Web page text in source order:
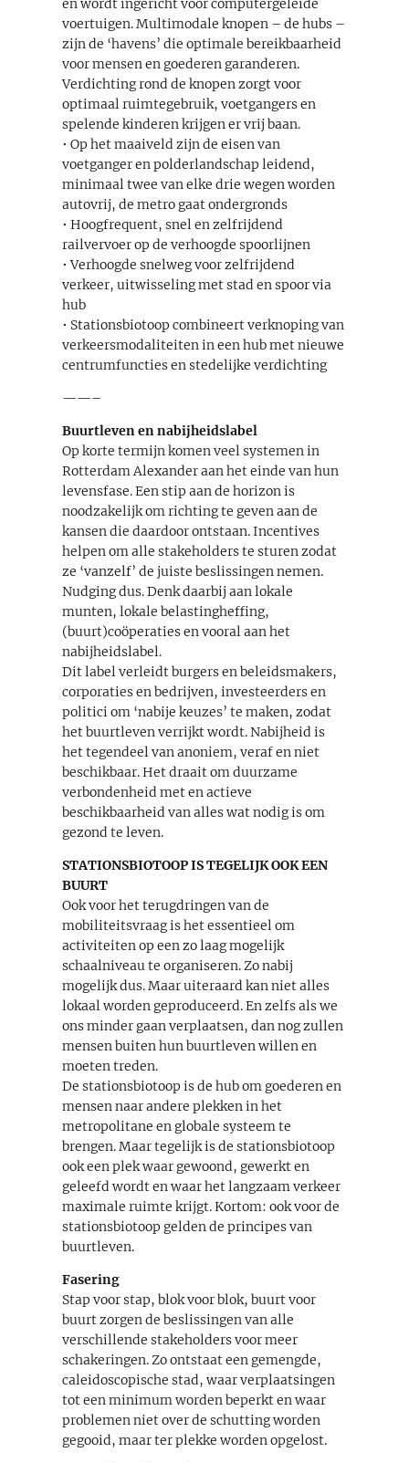
en wordt ingericht voor computergeleide
voertuigen. Multimodale knopen – de hubs –
zijn de ‘havens’ die optimale bereikbaarheid
voor mensen en goederen garanderen.
Verdichting rond de knopen zorgt voor
optimaal ruimtegebruik, voetgangers en
spelende kinderen krijgen er vrij baan.
• Op het maaiveld zijn de eisen van
voetganger en polderlandschap leidend,
minimaal twee van elke drie wegen worden
autovrij, de metro gaat ondergronds
• Hoogfrequent, snel en zelfrijdend
railvervoer op de verhoogde spoorlijnen
• Verhoogde snelweg voor zelfrijdend
verkeer, uitwisseling met stad en spoor via
hub
• Stationsbiotoop combineert verknoping van
verkeersmodaliteiten in een hub met nieuwe
centrumfuncties en stedelijke verdichting
——–
Buurtleven en nabijheidslabel
Op korte termijn komen veel systemen in
Rotterdam Alexander aan het einde van hun
levensfase. Een stip aan de horizon is
noodzakelijk om richting te geven aan de
kansen die daardoor ontstaan. Incentives
helpen om alle stakeholders te sturen zodat
ze ‘vanzelf’ de juiste beslissingen nemen.
Nudging dus. Denk daarbij aan lokale
munten, lokale belastingheffing,
(buurt)coöperaties en vooral aan het
nabijheidslabel.
Dit label verleidt burgers en beleidsmakers,
corporaties en bedrijven, investeerders en
politici om ‘nabije keuzes’ te maken, zodat
het buurtleven verrijkt wordt. Nabijheid is
het tegendeel van anoniem, veraf en niet
beschikbaar. Het draait om duurzame
verbondenheid met en actieve
beschikbaarheid van alles wat nodig is om
gezond te leven.
STATIONSBIOTOOP IS TEGELIJK OOK EEN
BUURT
Ook voor het terugdringen van de
mobiliteitsvraag is het essentieel om
activiteiten op een zo laag mogelijk
schaalniveau te organiseren. Zo nabij
mogelijk dus. Maar uiteraard kan niet alles
lokaal worden geproduceerd. En zelfs als we
ons minder gaan verplaatsen, dan nog zullen
mensen buiten hun buurtleven willen en
moeten treden.
De stationsbiotoop is de hub om goederen en
mensen naar andere plekken in het
metropolitane en globale systeem te
brengen. Maar tegelijk is de stationsbiotoop
ook een plek waar gewoond, gewerkt en
geleefd wordt en waar het langzaam verkeer
maximale ruimte krijgt. Kortom: ook voor de
stationsbiotoop gelden de principes van
buurtleven.
Fasering
Stap voor stap, blok voor blok, buurt voor
buurt zorgen de beslissingen van alle
verschillende stakeholders voor meer
schakeringen. Zo ontstaat een gemengde,
caleidoscopische stad, waar verplaatsingen
tot een minimum worden beperkt en waar
problemen niet over de schutting worden
gegooid, maar ter plekke worden opgelost.